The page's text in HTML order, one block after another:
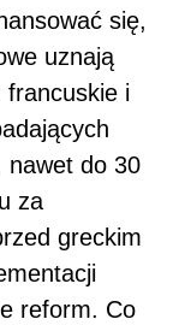
się,
uznają
francuskie i
nawet do 30
za
greckim
reform. Co